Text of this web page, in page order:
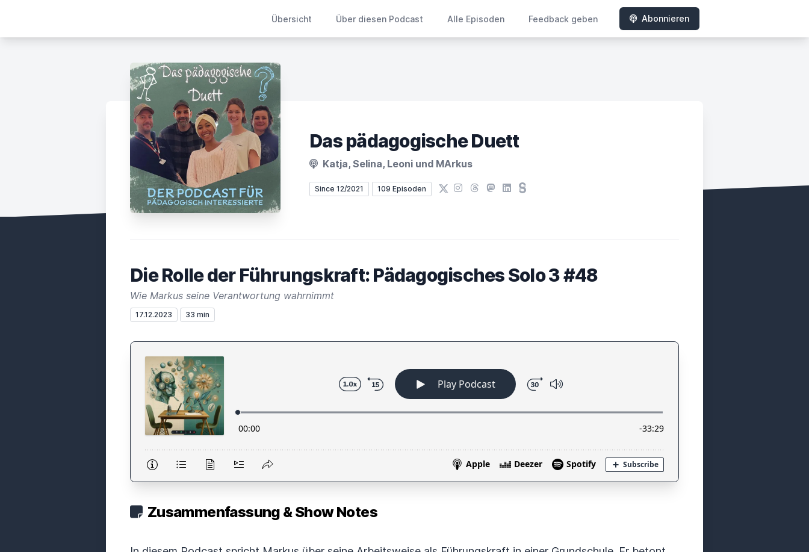
Übersicht Über diesen Podcast Alle Episoden Feedback geben Abonnieren
Das pädagogische Duett
Katja, Selina, Leoni und MArkus
Since 12/2021 109 Episoden X Instagram
Threads
Mastodon
LinkedIn
Steady
Die Rolle der Führungskraft: Pädagogisches Solo 3 #48
Wie Markus seine Verantwortung wahrnimmt
17.12.2023 33 min
Zusammenfassung & Show Notes